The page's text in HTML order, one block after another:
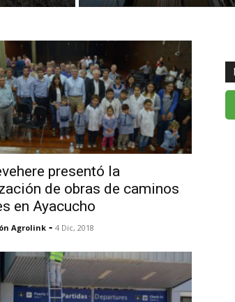
presentó la
de obras de caminos
en Ayacucho
Agrolink - 4 Dic, 2018